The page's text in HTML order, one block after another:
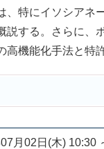
特にイソシアネ
説する。さらに、
機能化手法と特
月02日(木) 10:30